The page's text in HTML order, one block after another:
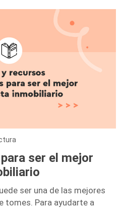
ser el mejor
ser una de las mejores
tomes. Para ayudarte a